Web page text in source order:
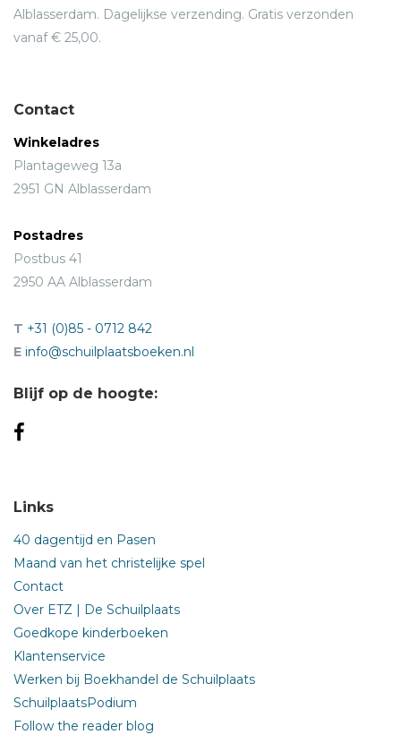
Alblasserdam. Dagelijkse verzending. Gratis verzonden
vanaf € 25,00.
Contact
Winkeladres
Plantageweg 13a
2951 GN Alblasserdam
Postadres
Postbus 41
2950 AA Alblasserdam
T +31 (0)85 - 0712 842
E info@schuilplaatsboeken.nl
Blijf op de hoogte:
Links
40 dagentijd en Pasen
Maand van het christelijke spel
Contact
Over ETZ | De Schuilplaats
Goedkope kinderboeken
Klantenservice
Werken bij Boekhandel de Schuilplaats
SchuilplaatsPodium
Follow the reader blog